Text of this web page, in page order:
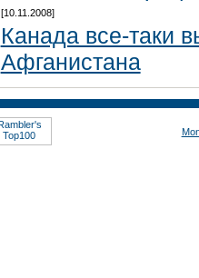
[10.11.2008]
Канада все-таки
Афганистана